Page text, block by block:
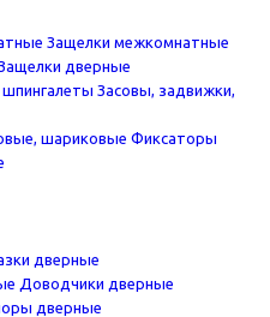
Защелки межкомнатные
дверные
Засовы, задвижки,
Фиксаторы
дверные
Доводчики дверные
дверные